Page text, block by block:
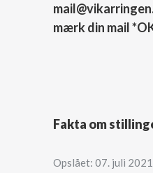
mærk din mail
Fakta om
Opslået: 07. juli 2021